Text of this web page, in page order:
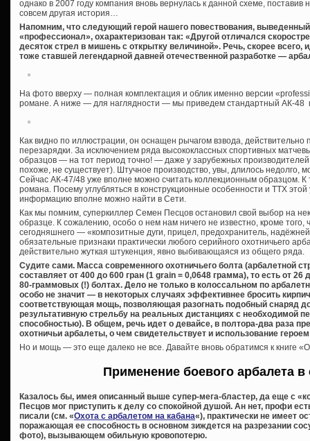
однако в 2007 году компания вновь вернулась к данной схеме,
совсем другая история…
Напомним, что следующий герой нашего повествования,
«профессионал», охарактеризован так: «Другой отличался
десяток стрел в мишень с открытку величиной». Речь, скорее всего,
тоже ставшей легендарной давней отечественной разработке —
На фото вверху — полная комплектация и облик именно версии
романе. А ниже — для наглядности — мы приведем стандартный АК-48
Как видно по иллюстрации, он оснащен рычагом взвода, действительно
перезарядки. За исключением ряда высококлассных спортивных
образцов — на тот период точно! — даже у зарубежных производителей
похоже, не существует). Штучное производство, увы, длилось недолго,
Сейчас АК-47/48 уже вполне можно считать коллекционным образцом. К
романа. Посему углубляться в конструкционные особенности и ТТХ
информацию вполне можно найти в Сети.
Как мы помним, суперкиллер Семен Песцов остановил свой выбор на
образце. К сожалению, особо о нем нам ничего не известно, кроме
сегодняшнего — «композитные дуги, прицел, предохранитель,
обязательные признаки практически любого серийного охотничьего
действительно жуткая штукенция, явно выбивающаяся из общего ряда.
Судите сами. Масса современного охотничьего болта (арбалетной
составляет от 400 до 600 гран (1 grain = 0,0648 грамма), то есть от
80-граммовых (!) болтах. Дело не только в колоссальном по
особо не значит — в некоторых случаях эффективнее бросить
соответствующая мощь, позволяющая разогнать подобный снаряд
результативную стрельбу на реальных дистанциях с необходимой
способностью). В общем, речь идет о девайсе, в полтора-два раза
охотничьи арбалеты, о чем свидетельствует и использование
Но и мощь — это еще далеко не все. Давайте вновь обратимся к книге
Применение боевого арбалета в
Казалось бы, имея описанный выше супер-мега-бластер, да еще с
Песцов мог приступить к делу со спокойной душой. Ан нет, профи
писали (см. «Охота с арбалетом на кабана«), практически не имеет
поражающая ее способность в основном зиждется на разрезании
фото), вызывающем обильную кровопотерю.